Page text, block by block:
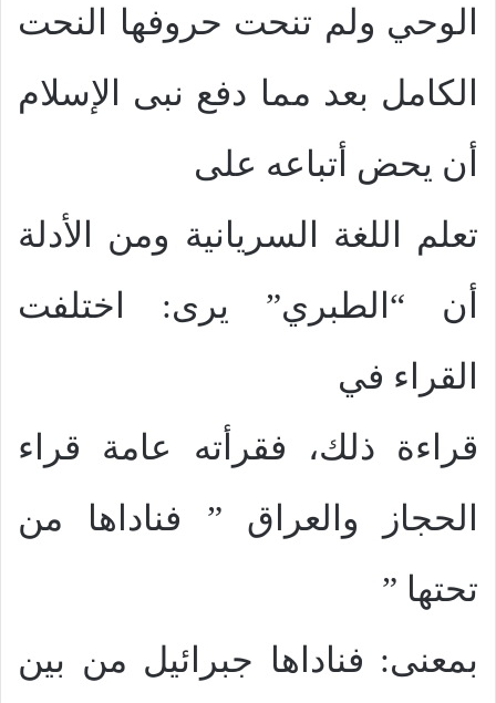
الوحي ولم تنحت حروفها النحت
الكامل بعد مما دفع نبى الإسلام
أن يحض أتباعه على
تعلم اللغة السريانية ومن الأدلة
أن “الطبري” يرى: اختلفت
القراء في
قراءة ذلك، فقرأته عامة قراء
الحجاز والعراق ” فناداها من
تحتها ”
بمعنى: فناداها جبرائيل من بين